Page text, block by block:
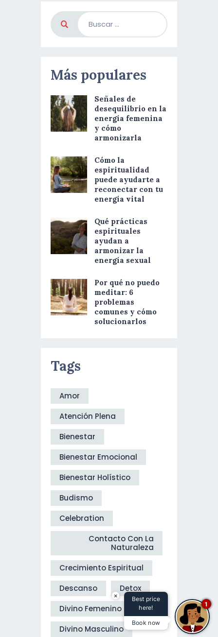
Más populares
Señales de
desequilibrio en la
energía femenina
y cómo
armonizarla
Cómo la
espiritualidad
puede ayudarte a
reconectar con tu
energía vital
Qué prácticas
espirituales
ayudan a
armonizar la
energía sexual
Por qué no puedo
meditar: 6
problemas
comunes y cómo
solucionarlos
Tags
Amor
Atención Plena
Bienestar
Bienestar Emocional
Bienestar Holístico
Budismo
Celebration
Contacto Con La
Naturaleza
Crecimiento Espiritual
Descanso
Detox
Divino Femenino
Divino Masculino
×
Best price
here!
Book now
1